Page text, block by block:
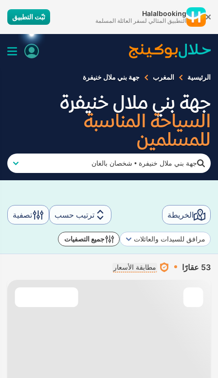
Halalbooking
التطبيق المثالي لسفر العائلة المسلمة ثبّت التطبيق
الرئيسية المغرب جهة بني ملال خنيفرة
جهة بني ملال خنيفرة
السياحة المناسبة
للمسلمين
جهة بني ملال خنيفرة • شخصان بالغان
الخريطة ترتيب حسب تصفية
مرافق للسيدات والعائلات جميع التصفيات
53 عقارًا مطابقة الأسعار